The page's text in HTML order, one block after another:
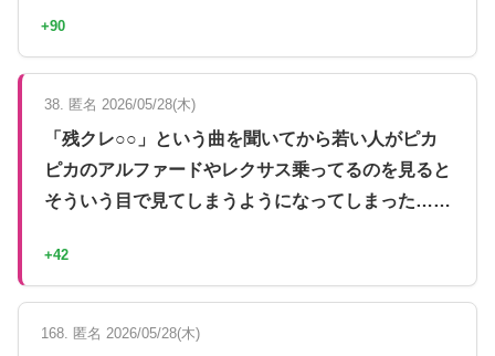
+90
38. 匿名 2026/05/28(木)
「残クレ○○」という曲を聞いてから若い人がピカ
ピカのアルファードやレクサス乗ってるのを見ると
そういう目で見てしまうようになってしまった……
+42
168. 匿名 2026/05/28(木)